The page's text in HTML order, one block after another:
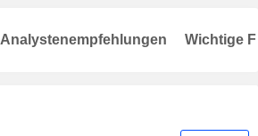
Analystenempfehlungen Wichtige